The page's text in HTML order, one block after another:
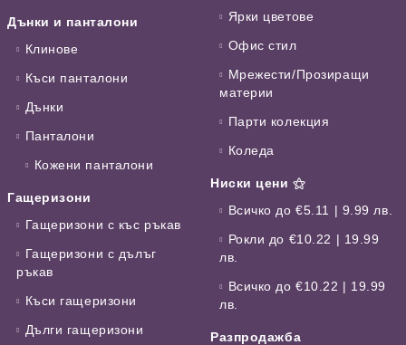
Дънки и панталони
Клинове
Къси панталони
Дънки
Панталони
Кожени панталони
Гащеризони
Гащеризони с къс ръкав
Гащеризони с дълъг
ръкав
Къси гащеризони
Дълги гащеризони
Ярки цветове
Офис стил
Мрежести/Прозиращи
материи
Парти колекция
Коледа
Ниски цени ⚝
Всичко до €5.11 | 9.99 лв.
Рокли до €10.22 | 19.99
лв.
Всичко до €10.22 | 19.99
лв.
Разпродажба